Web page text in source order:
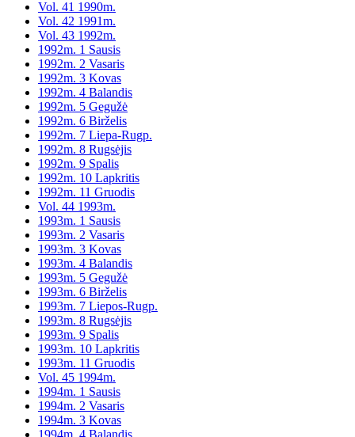
Vol. 41 1990m.
Vol. 42 1991m.
Vol. 43 1992m.
1992m. 1 Sausis
1992m. 2 Vasaris
1992m. 3 Kovas
1992m. 4 Balandis
1992m. 5 Gegužė
1992m. 6 Birželis
1992m. 7 Liepa-Rugp.
1992m. 8 Rugsėjis
1992m. 9 Spalis
1992m. 10 Lapkritis
1992m. 11 Gruodis
Vol. 44 1993m.
1993m. 1 Sausis
1993m. 2 Vasaris
1993m. 3 Kovas
1993m. 4 Balandis
1993m. 5 Gegužė
1993m. 6 Birželis
1993m. 7 Liepos-Rugp.
1993m. 8 Rugsėjis
1993m. 9 Spalis
1993m. 10 Lapkritis
1993m. 11 Gruodis
Vol. 45 1994m.
1994m. 1 Sausis
1994m. 2 Vasaris
1994m. 3 Kovas